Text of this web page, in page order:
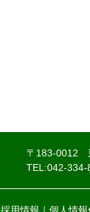
〒183-0012
TEL:042-334-